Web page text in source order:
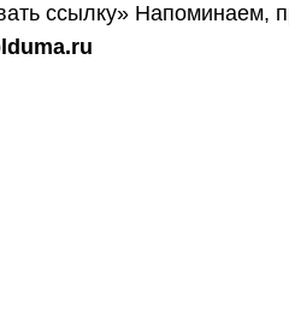
ссылку» Напоминаем,